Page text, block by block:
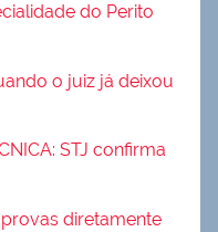
do Perito
o juiz já deixou
STJ confirma
diretamente